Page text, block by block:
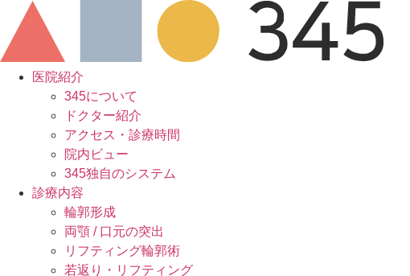
content
医院紹介
345について
ドクター紹介
アクセス・診療時間
院内ビュー
345独自のシステム
診療内容
輪郭形成
両顎 / 口元の突出
リフティング輪郭術
若返り・リフティング